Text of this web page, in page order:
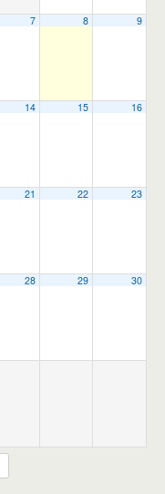
7 8 9
14 15 16
21 22 23
28 29 30